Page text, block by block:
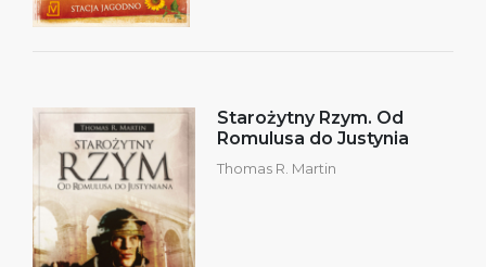
Starożytny Rzym. Od
Romulusa do Justynia
Thomas R. Martin